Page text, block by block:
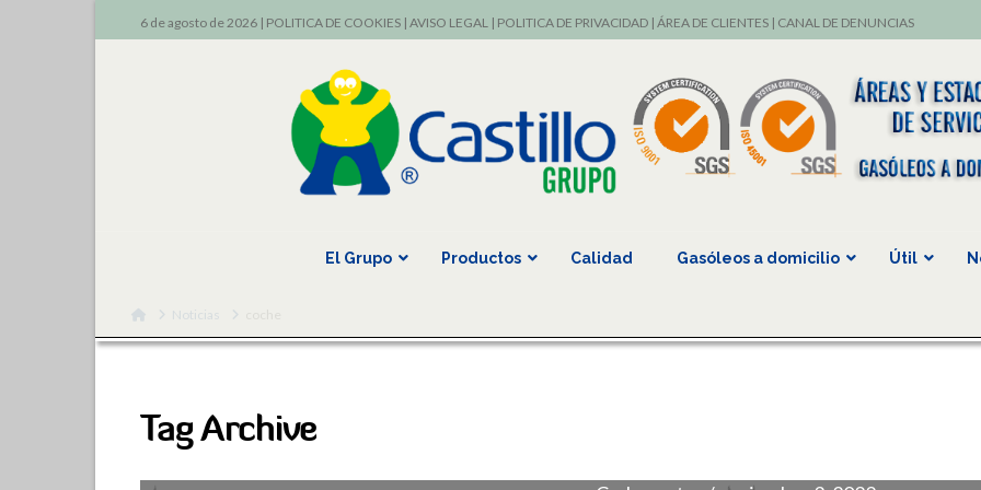
6 de agosto de 2026 | POLITICA DE COOKIES| AVISO LEGAL| POLITICA DE PRIVACIDAD| ÁREA DE CLIENTES| CANAL DE DENUNCIAS
El Grupo Productos Calidad Gasóleos a domicilio Útil
HomeNoticias
Tag Archive